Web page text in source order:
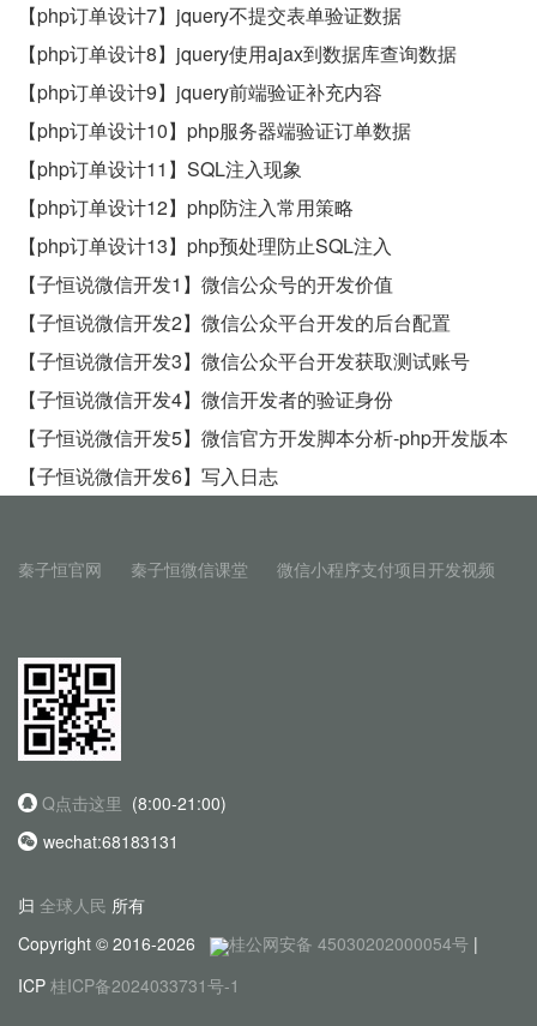
【php订单设计7】jquery不提交表单验证数据
【php订单设计8】jquery使用ajax到数据库查询数据
【php订单设计9】jquery前端验证补充内容
【php订单设计10】php服务器端验证订单数据
【php订单设计11】SQL注入现象
【php订单设计12】php防注入常用策略
【php订单设计13】php预处理防止SQL注入
【子恒说微信开发1】微信公众号的开发价值
【子恒说微信开发2】微信公众平台开发的后台配置
【子恒说微信开发3】微信公众平台开发获取测试账号
【子恒说微信开发4】微信开发者的验证身份
【子恒说微信开发5】微信官方开发脚本分析-php开发版本
【子恒说微信开发6】写入日志
秦子恒官网 秦子恒微信课堂 微信小程序支付项目开发视频
Q点击这里 (8:00-21:00)
wechat:68183131
归 全球人民 所有
Copyright © 2016-2026
桂公网安备 45030202000054号 |
ICP 桂ICP备2024033731号-1